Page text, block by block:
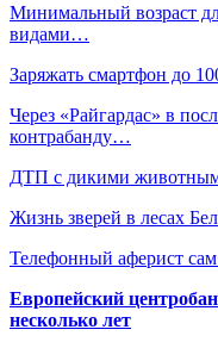
Минимальный возраст
видами…
Заряжать смартфон до
Через «Райгардас» в
контрабанду…
ДТП с дикими
Жизнь зверей в лесах
Телефонный аферист
Европейский
несколько лет